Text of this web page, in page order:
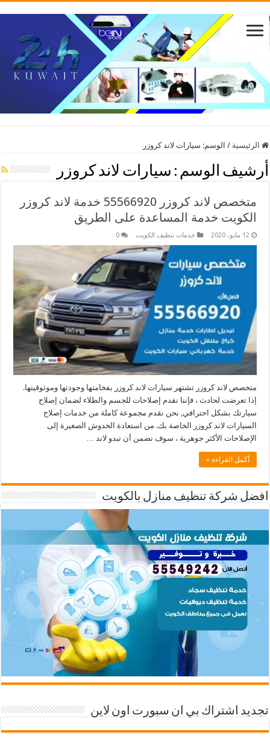
الرئيسية / الوسم: سيارات لاند كروزر
أرشيف الوسم : سيارات لاند كروزر
متخصص لاند كروزر 55566920 خدمة لاند كروزر
الكويت خدمة المساعدة على الطريق
12 مايو، 2020 خدمات تنظيف الكويت 0
متخصص لاند كروزر تشتهر سيارات لاند كروزر بفخامتها وجودتها وموثوقيتها.
إذا تعرضت لحادث ، فإننا نقدم إصلاحات للجسم والطلاء لضمان إصلاح
سيارتك بشكل احترافي, نحن نقدم مجموعة كاملة من خدمات إصلاح
السيارات لاند كروزر الخاصة بك. من استعادة الخدوش الصغيرة إلى
الإصلاحات الأكثر جوهرية ، سوف نضمن أن تبدو لاند …
أكمل القراءة »
افضل شركة تنظيف منازل بالكويت
تجديد اشتراك بي ان سبورت اون لاين